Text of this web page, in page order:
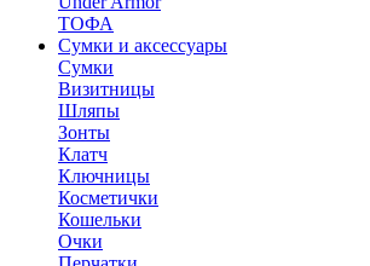
ТОФА
Сумки и аксессуары
Сумки
Визитницы
Шляпы
Зонты
Клатч
Ключницы
Косметички
Кошельки
Очки